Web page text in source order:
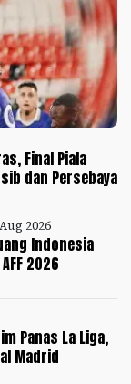
Final Piala
dan Persebaya
2026
Indonesia
2026
Panas La Liga,
Madrid